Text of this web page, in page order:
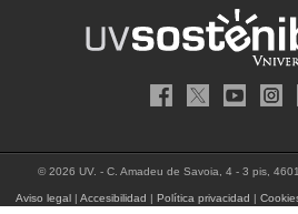
© 2026 UV. - C. Amadeu de Savoia, 4 - 3 pis,
Aviso legal |Accesibilidad |Política privacidad |